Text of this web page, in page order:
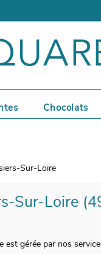
Chocolats
Sur-Loire
Sur-Loire
gérée par nos